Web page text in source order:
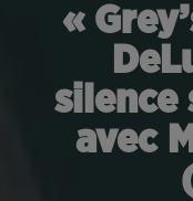
«
silence
avec